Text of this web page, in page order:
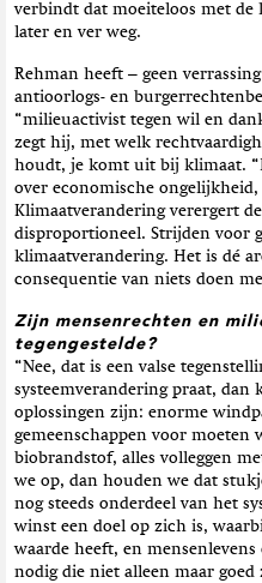
verbindt dat moeiteloos met de
later en ver weg.
Rehman heeft – geen
antioorlogs- en
“milieuactivist tegen wil en
zegt hij, met welk
houdt, je komt uit bij klimaat.
over economische
Klimaatverandering verergert
disproportioneel. Strijden voor
klimaatverandering. Het is dé
consequentie van niets doen
Zijn mensenrechten en
tegengestelde?
“Nee, dat is een valse
systeemverandering praat, dan
oplossingen zijn: enorme
gemeenschappen voor moeten
biobrandstof, alles volleggen
we op, dan houden we dat
nog steeds onderdeel van het
winst een doel op zich is,
waarde heeft, en
nodig die niet alleen maar